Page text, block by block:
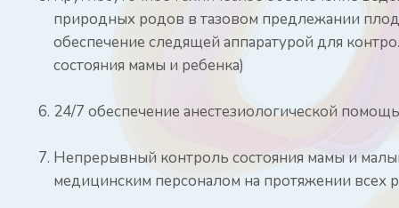
природных родов в тазовом предлежании
обеспечение следящей аппаратурой для
состояния мамы и ребенка)
24/7 обеспечение анестезиологической
Непрерывный контроль состояния мамы и
медицинским персоналом на протяжении всех